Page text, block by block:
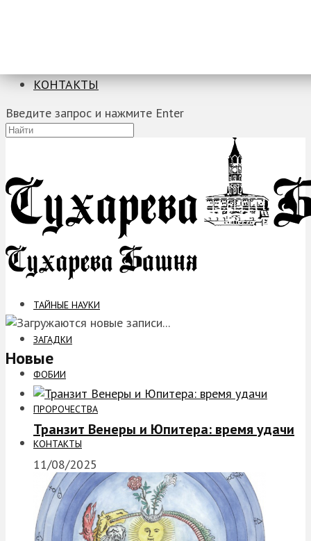
КОНТАКТЫ
Введите запрос и нажмите Enter
ТАЙНЫЕ НАУКИ
ЗАГАДКИ
ФОБИИ
ПРОРОЧЕСТВА
КОНТАКТЫ
Новые
Транзит Венеры и Юпитера: время удачи
11/08/2025